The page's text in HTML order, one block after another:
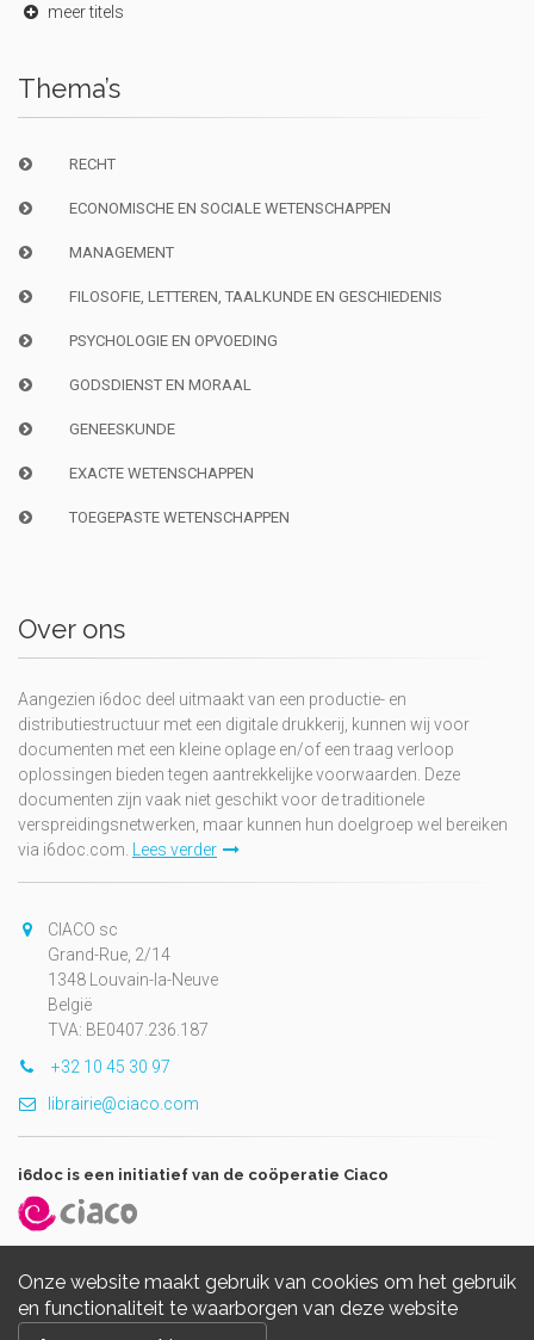
Onze website maakt gebruik van cookies om het gebruik
en functionaliteit te waarborgen van deze website
meer titels
Thema’s
RECHT
ECONOMISCHE EN SOCIALE WETENSCHAPPEN
MANAGEMENT
FILOSOFIE, LETTEREN, TAALKUNDE EN GESCHIEDENIS
PSYCHOLOGIE EN OPVOEDING
GODSDIENST EN MORAAL
GENEESKUNDE
EXACTE WETENSCHAPPEN
TOEGEPASTE WETENSCHAPPEN
Over ons
Aangezien i6doc deel uitmaakt van een productie- en
distributiestructuur met een digitale drukkerij, kunnen wij voor
documenten met een kleine oplage en/of een traag verloop
oplossingen bieden tegen aantrekkelijke voorwaarden. Deze
documenten zijn vaak niet geschikt voor de traditionele
verspreidingsnetwerken, maar kunnen hun doelgroep wel bereiken
via i6doc.com.
Lees verder
CIACO sc
Grand-Rue, 2/14
1348 Louvain-la-Neuve
België
TVA: BE0407.236.187
+32 10 45 30 97
librairie@ciaco.com
i6doc is een initiatief van de coöperatie Ciaco